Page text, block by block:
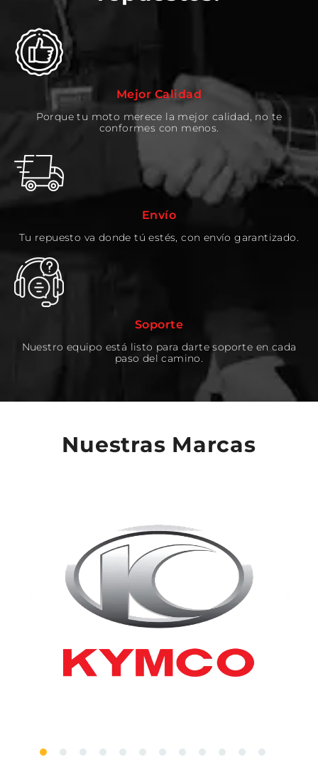
Mejor Calidad
Porque tu moto merece la mejor calidad, no te
conformes con menos.
Envío
Tu repuesto va donde tú estés, con envío garantizado.
Soporte
Nuestro equipo está listo para darte soporte en cada
paso del camino.
Nuestras Marcas